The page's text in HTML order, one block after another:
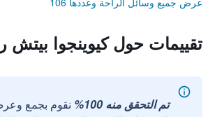
تقييمات حول كيوينجوا بيتش
تم التحقق منه 100%
نقوم بجمع